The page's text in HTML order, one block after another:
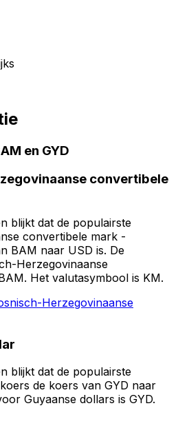
en GYD
convertibele
blijkt dat de populairste
convertibele mark -
BAM naar USD is. De
Herzegovinaanse
Het valutasymbool is KM.
Herzegovinaanse
blijkt dat de populairste
de koers van GYD naar
Guyaanse dollars is GYD.